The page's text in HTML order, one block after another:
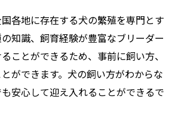
各地に存在する犬の繁殖を専門とす
知識、飼育経験が豊富なブリーダー
ことができるため、事前に飼い方、
ができます。犬の飼い方がわからな
安心して迎え入れることができるで